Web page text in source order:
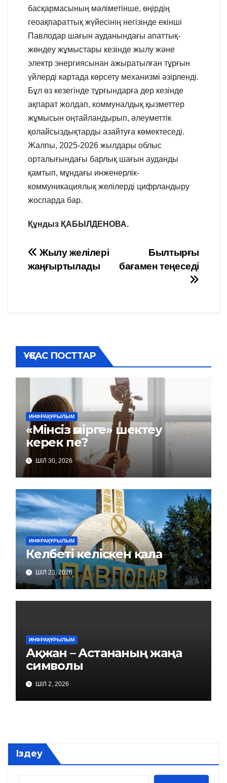
басқармасының мәліметінше, өңірдің
геоақпараттық жүйесінің негізінде екінші
Павлодар шағын ауданындағы апаттық-
жөндеу жұмыстары кезінде жылу және
электр энергиясынан ажыратылған тұрғын
үйлерді картада көрсету механизмі әзірленді.
Бұл өз кезегінде тұрғындарға дер кезінде
ақпарат жолдап, коммуналдық қызметтер
жұмысын оңтайландырып, әлеуметтік
қолайсыздықтарды азайтуға көмектеседі.
Жалпы, 2025-2026 жылдары облыс
орталығындағы барлық шағын ауданды
қамтып, мұндағы инженерлік-
коммуникациялық желілерді цифрландыру
жоспарда бар.
Құндыз ҚАБЫЛДЕНОВА.
Навигация
по
Былтырғы
бағамен теңеседі
Жылу желілері
жаңғыртылады
ҰҚСАС ПОСТТАР
ИНФРАҚҰРЫЛЫМ
«Мінсіз өмірге» шектеу
керек пе?
ШІЛ 30, 2026
ИНФРАҚҰРЫЛЫМ
Келбеті келіскен қала
ШІЛ 23, 2026
ИНФРАҚҰРЫЛЫМ
Ақжан – Астананың жаңа
символы
ШІЛ 2, 2026
Іздеу